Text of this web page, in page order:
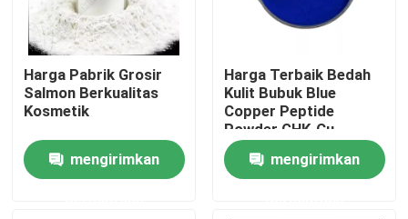
Video
Tentang kami
Harga Pabrik Grosir
Salmon Berkualitas
Kosmetik
mengirimkan
Harga Terbaik Bedah
Kulit Bubuk Blue
Copper Peptide
Powder GHK-Cu
mengirimkan